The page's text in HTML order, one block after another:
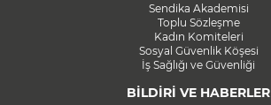
Sendika Akademisi
Toplu Sözleşme
Kadın Komiteleri
Sosyal Güvenlik Köşesi
İş Sağlığı ve Güvenliği
BİLDİRİ VE HABERLER